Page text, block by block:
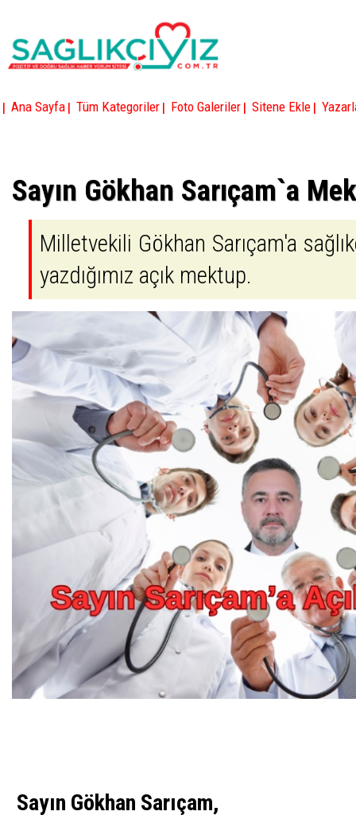
| Ana Sayfa | Tüm Kategoriler | Foto Galeriler | Sitene Ekle |
Sayın Gökhan Sarıçam`a
Milletvekili Gökhan Sarıçam'a
yazdığımız açık mektup.
Sayın Gökhan Sarıçam,